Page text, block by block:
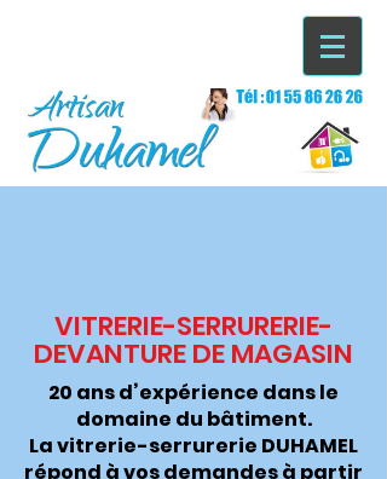
VITRERIE-SERRURERIE-
DEVANTURE DE MAGASIN
20 ans d’expérience dans le
domaine du bâtiment.
La vitrerie-serrurerie DUHAMEL
répond à vos demandes à partir